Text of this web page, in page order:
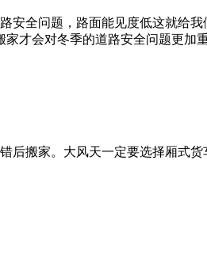
安全问题，路面能见度低这就给
才会对冬季的道路安全问题更加重
后搬家。大风天一定要选择厢式